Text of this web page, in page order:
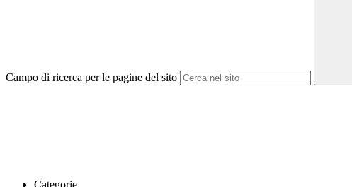
Campo di ricerca per le pagine del sito